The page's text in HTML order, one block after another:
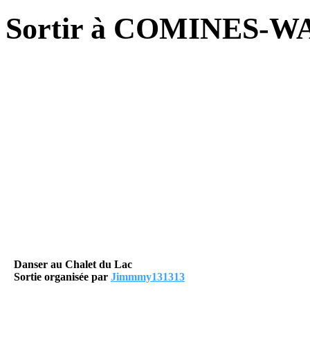
Sortir à COMINES-
Danser au Chalet du Lac
Sortie organisée par Jimmmy131313